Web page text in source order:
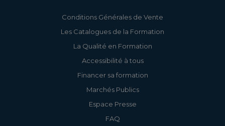
Conditions Générales de Vente
Les Catalogues de la Formation
La Qualité en Formation
Accessibilité à tous
Financer sa formation
Marchés Publics
Espace Presse
FAQ